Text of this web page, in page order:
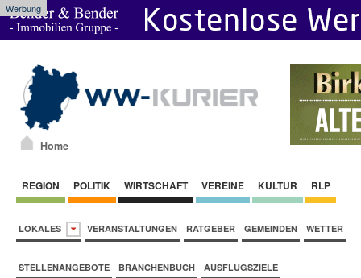
Werbung
Home
REGION POLITIK WIRTSCHAFT VEREINE KULTUR RLP
LOKALES VERANSTALTUNGEN RATGEBER GEMEINDEN WETTER
STELLENANGEBOTE BRANCHENBUCH AUSFLUGSZIELE